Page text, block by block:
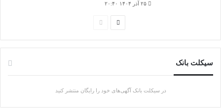
۲۵ آذر ۱۴۰۴ ۲۰:۴۰
صفحه
سیکلت بانک
در سیکلت بانک آگهی‌های خود را رایگان منتشر کنید